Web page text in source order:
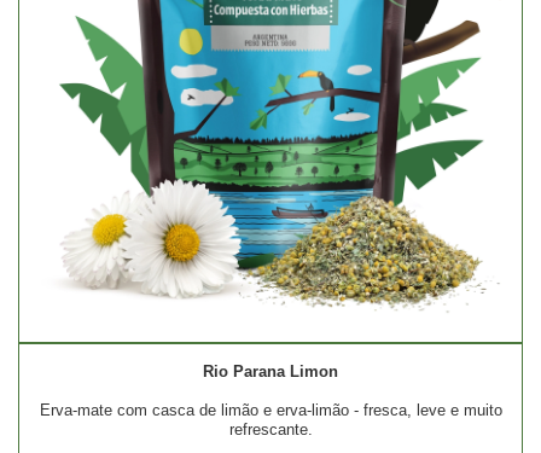
Rio Parana Limon
Erva-mate com casca de limão e erva-limão - fresca, leve e muito
refrescante.